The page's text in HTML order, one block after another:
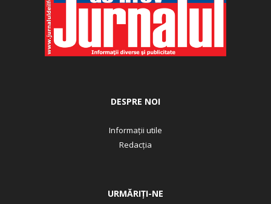
DESPRE NOI
Informații utile
Redacția
URMĂRIȚI-NE